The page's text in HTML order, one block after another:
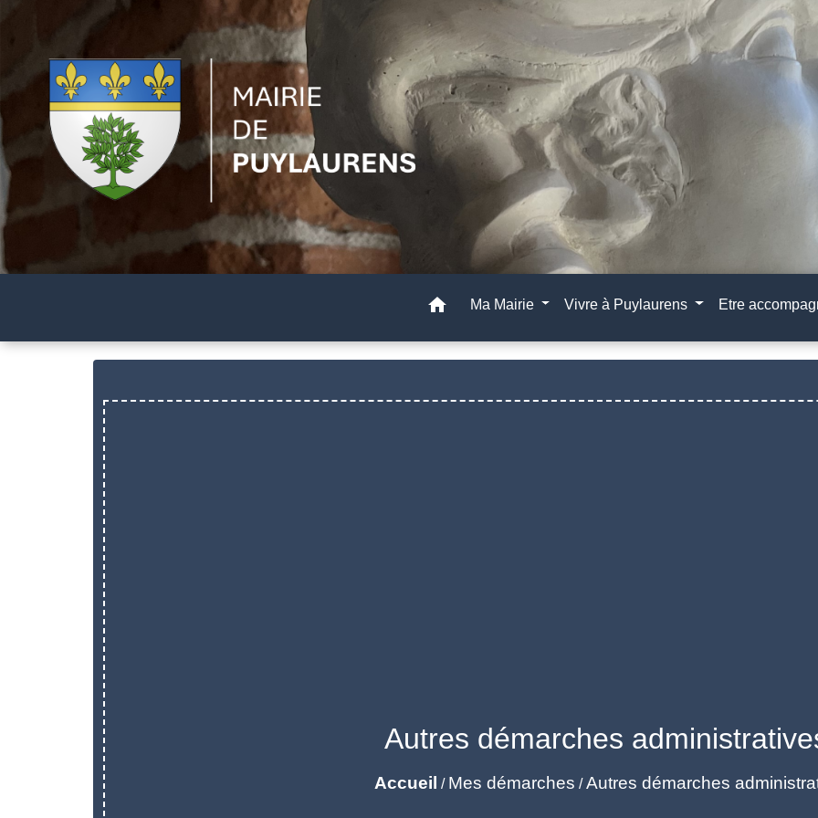
home Ma Mairie Vivre à Puylaurens Etre
Autres démarches
Accueil / Mes démarches /Autres démarches